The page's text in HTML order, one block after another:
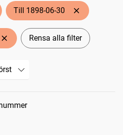
Till 1898-06-30
Rensa alla filter